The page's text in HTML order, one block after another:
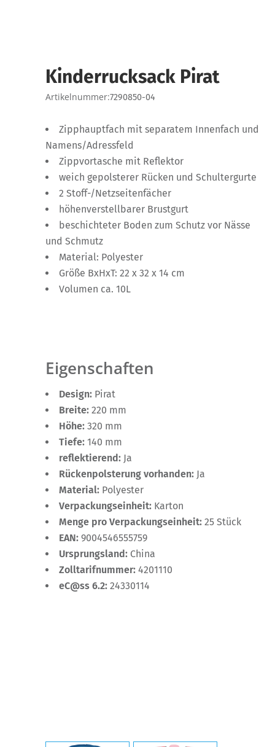
Kinderrucksack Pirat
Artikelnummer:7290850-04
Zipphauptfach mit separatem Innenfach und
Namens/Adressfeld
Zippvortasche mit Reflektor
weich gepolsterer Rücken und Schultergurte
2 Stoff-/Netzseitenfächer
höhenverstellbarer Brustgurt
beschichteter Boden zum Schutz vor Nässe
und Schmutz
Material: Polyester
Größe BxHxT: 22 x 32 x 14 cm
Volumen ca. 10L
Eigenschaften
Design: Pirat
Breite: 220 mm
Höhe: 320 mm
Tiefe: 140 mm
reflektierend: Ja
Rückenpolsterung vorhanden: Ja
Material: Polyester
Verpackungseinheit: Karton
Menge pro Verpackungseinheit: 25 Stück
EAN: 9004546555759
Ursprungsland: China
Zolltarifnummer: 4201110
eC@ss 6.2: 24330114